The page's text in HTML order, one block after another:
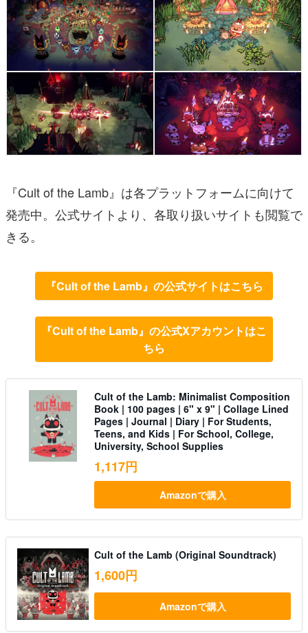
『Cult of the Lamb』は各プラットフォームに向けて
発売中。公式サイトより、各取り扱いサイトも閲覧で
きる。
『Cult of the Lamb』の公式サイトはこちら
『Cult of the Lamb』の公式Xアカウントはこ
ちら
Cult of the Lamb: Minimalist Composition
Book | 100 pages | 6" x 9" | Collage Lined
Pages | Journal | Diary | For Students,
Teens, and Kids | For School, College,
University, School Supplies
1,117円
Amazonで購入
Cult of the Lamb (Original Soundtrack)
1,600円
Amazonで購入